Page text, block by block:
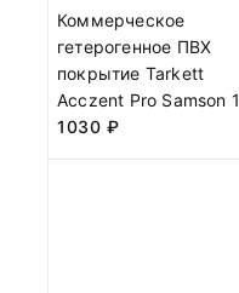
Коммерческое
гетерогенное ПВХ
покрытие Tarkett
Acczent Pro Samson 1
1030 ₽